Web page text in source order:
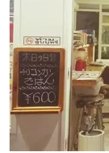
映画チア部 on